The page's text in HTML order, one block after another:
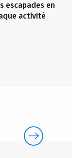
escapades en
activité